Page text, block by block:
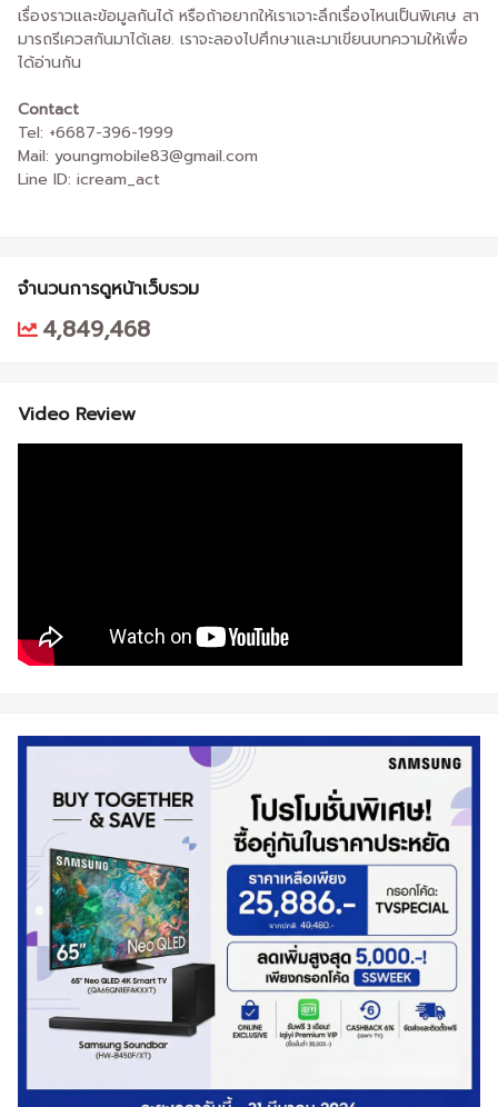
เรื่องราวและข้อมูลกันได้ หรือถ้าอยากให้เราเจาะลึกเรื่องไหนเป็นพิเศษ สา
มารถรีเควสกันมาได้เลย. เราจะลองไปศึกษาและมาเขียนบทความให้เพื่อ
ได้อ่านกัน
Contact
Tel: +6687-396-1999
Mail: youngmobile83@gmail.com
Line ID: icream_act
จำนวนการดูหน้าเว็บรวม
4,849,468
Video Review